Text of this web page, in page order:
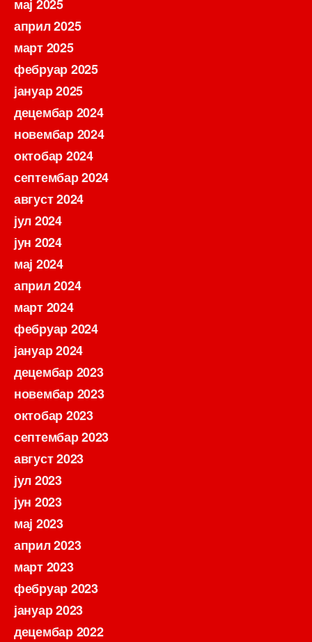
мај 2025
април 2025
март 2025
фебруар 2025
јануар 2025
децембар 2024
новембар 2024
октобар 2024
септембар 2024
август 2024
јул 2024
јун 2024
мај 2024
април 2024
март 2024
фебруар 2024
јануар 2024
децембар 2023
новембар 2023
октобар 2023
септембар 2023
август 2023
јул 2023
јун 2023
мај 2023
април 2023
март 2023
фебруар 2023
јануар 2023
децембар 2022